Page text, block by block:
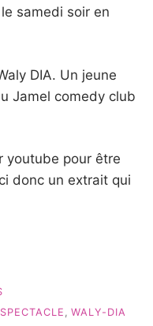
samedi soir en
DIA. Un jeune
Jamel comedy club
youtube pour être
donc un extrait qui
SPECTACLE , WALY-DIA